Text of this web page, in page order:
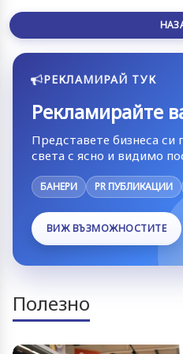
РЕКЛАМИРАЙ ТУК
Рекламирайте
Представете бизнеса си
света с ясно и видимо
БАНЕРИ PR ПУБЛИКАЦИИ
ВИЖ ВЪЗМОЖНОСТИТЕ
Полезно